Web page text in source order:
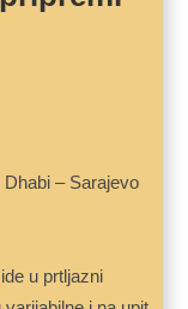
– Sarajevo
u prtljazni